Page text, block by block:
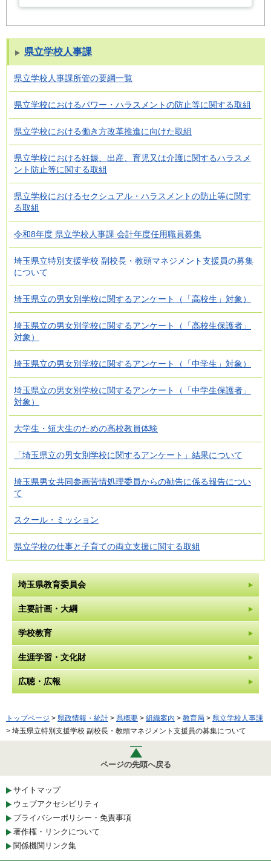
県立学校人事課
県立学校人事課所管の要綱一覧
県立学校におけるパワー・ハラスメントの防止等に関する取組
県立学校における働き方改革推進に向けた取組
県立学校における妊娠、出産、育児又は介護に関するハラスメ
ント防止等に関する取組
県立学校におけるセクシュアル・ハラスメントの防止等に関す
る取組
令和8年度 県立学校人事課 会計年度任用職員募集
埼玉県立特別支援学校 副校長・教頭マネジメント支援員の募集
について
埼玉県立の男女別学校に関するアンケート（「高校生」対象）
埼玉県立の男女別学校に関するアンケート（「高校生保護者」
対象）
埼玉県立の男女別学校に関するアンケート（「中学生」対象）
埼玉県立の男女別学校に関するアンケート（「中学生保護者」
対象）
大学生・短大生のための高校教員体験
「埼玉県立の男女別学校に関するアンケート」結果について
埼玉県男女共同参画苦情処理委員からの勧告に係る報告につい
て
スクール・ミッション
県立学校の仕事と子育ての両立支援に関する取組
埼玉県教育委員会
主要計画・大綱
学校教育
生涯学習・文化財
広聴・広報
トップページ > 県政情報・統計 > 県概要 > 組織案内 > 教育局 > 県立学校人事課
> 埼玉県立特別支援学校 副校長・教頭マネジメント支援員の募集について
ページの先頭へ戻る
サイトマップ
ウェブアクセシビリティ
プライバシーポリシー・免責事項
著作権・リンクについて
関係機関リンク集